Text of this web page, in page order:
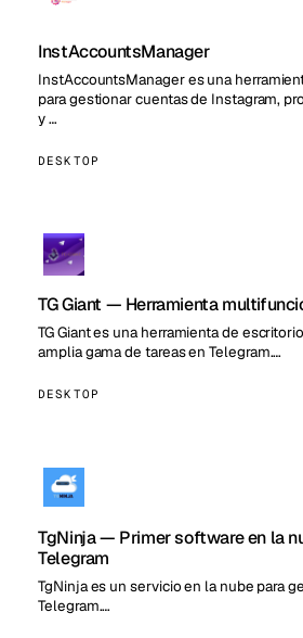
InstAccountsManager
InstAccountsManager es una
para gestionar cuentas de Instagram,
y …
DESKTOP
TG Giant — Herramienta
TG Giant es una herramienta de
amplia gama de tareas en Telegram.…
DESKTOP
TgNinja — Primer software en la
Telegram
TgNinja es un servicio en la nube para
Telegram.…